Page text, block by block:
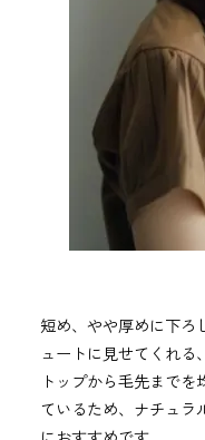
短め、やや厚めに下ろ
ュートに見せてくれる
トップから毛先まで
ているため、ナチュラ